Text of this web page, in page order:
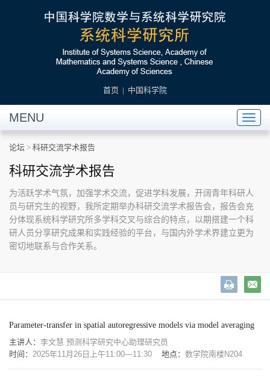
首页 | 中国科学院
MENU
论坛 > 科研交流学术报告
科研交流学术报告
为活跃学术气氛，加强学术交流，促进学科发展，开阔青年科研人
员与研究生的视野，我所定期举办科研交流学术报告会，报告会充
分体现系统科学研究所多学科交叉与综合的特点，以期搭建一个科
研人员分享研究成果和实践经验的平台，与国内外学术界建立更为
密切地联系与合作关系。
Parameter-transfer in spatial autoregressive models via model averaging
主讲人： 李文慧 预测科学研究中心助理研究员
时间： 2025年11月26日上午11:00—11:30 地点： 数学院南楼N204